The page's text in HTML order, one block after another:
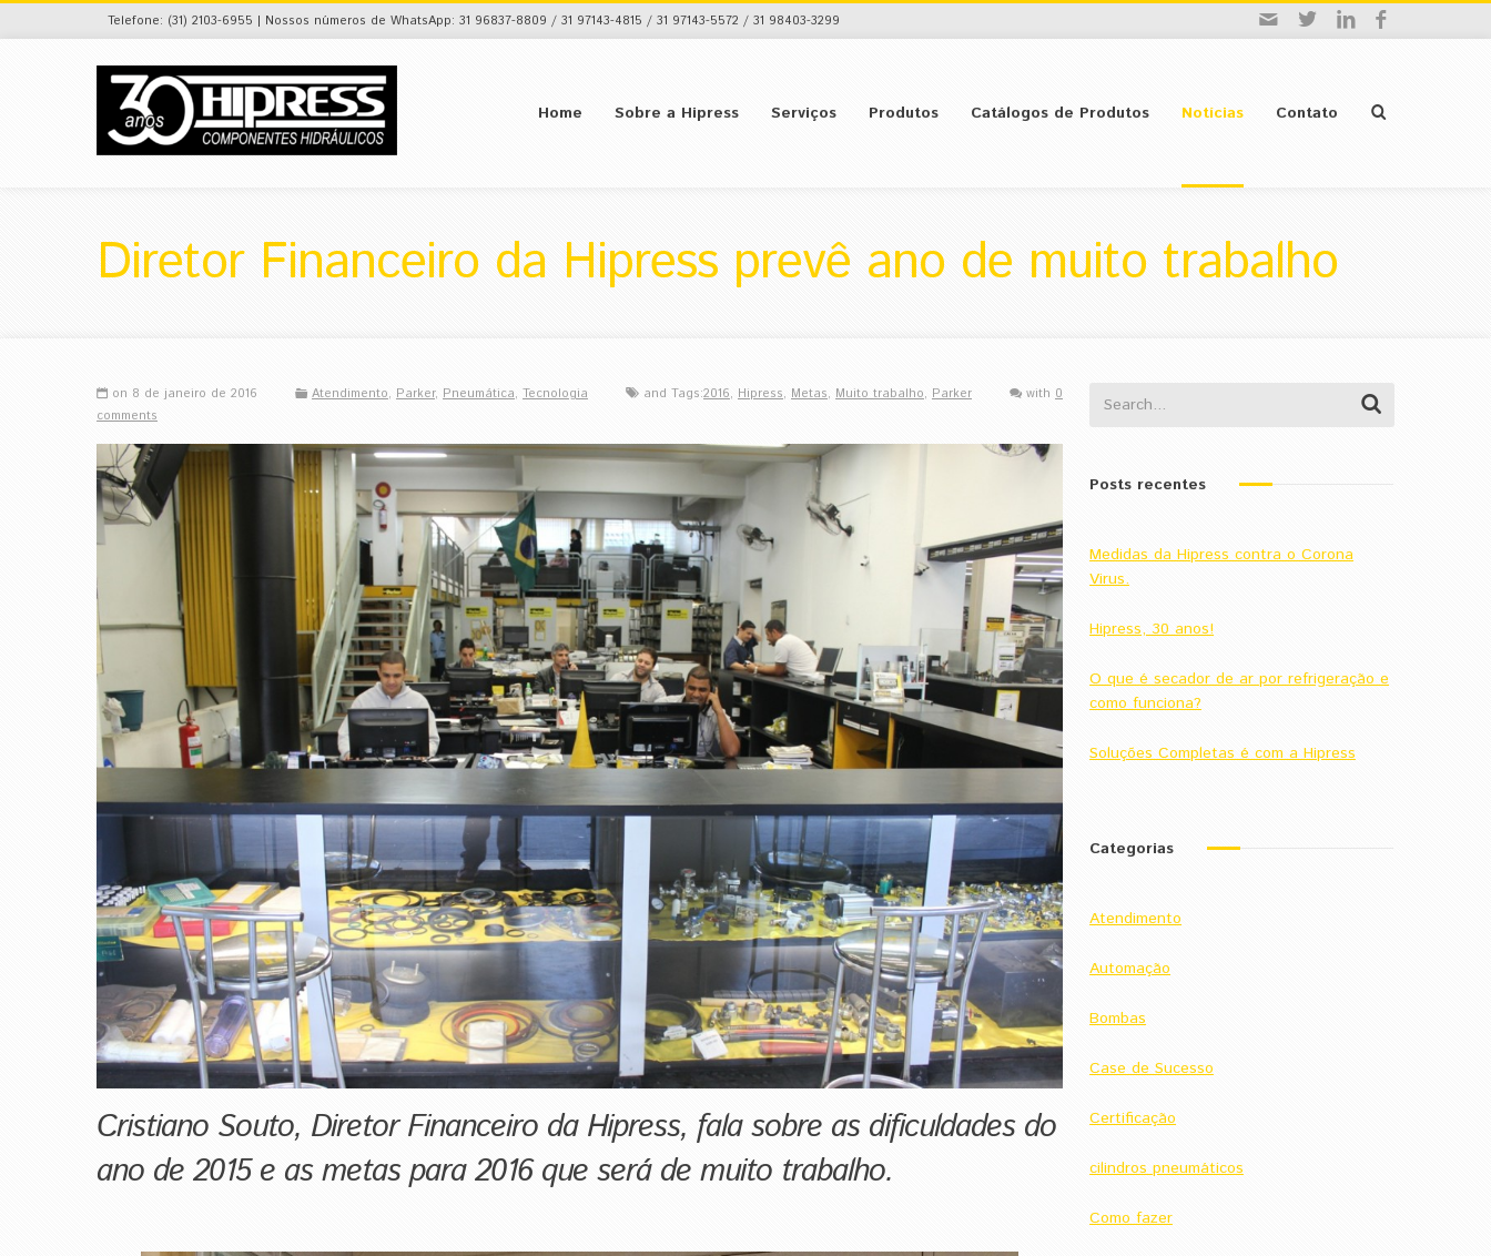
Telefone: (31) 2103-6955 | Nossos números de WhatsApp: 31 96837-8809 / 31 97143-4815 / 31 97143-5572 / 31 98403-3299
Home Sobre a Hipress Serviços Produtos Catálogos de Produtos Notícias Contato
Diretor Financeiro da Hipress prevê ano de muito trabalho
on 8 de janeiro de 2016 Atendimento, Parker, Pneumática, Tecnologia and Tags:2016, Hipress, Metas, Muito trabalho, Parker with 0
comments
Cristiano Souto, Diretor Financeiro da Hipress, fala sobre as dificuldades do
ano de 2015 e as metas para 2016 que será de muito trabalho.
Posts recentes
Medidas da Hipress contra o Corona
Virus.
Hipress, 30 anos!
O que é secador de ar por refrigeração e
como funciona?
Soluções Completas é com a Hipress
Categorias
Atendimento
Automação
Bombas
Case de Sucesso
Certificação
cilindros pneumáticos
Como fazer